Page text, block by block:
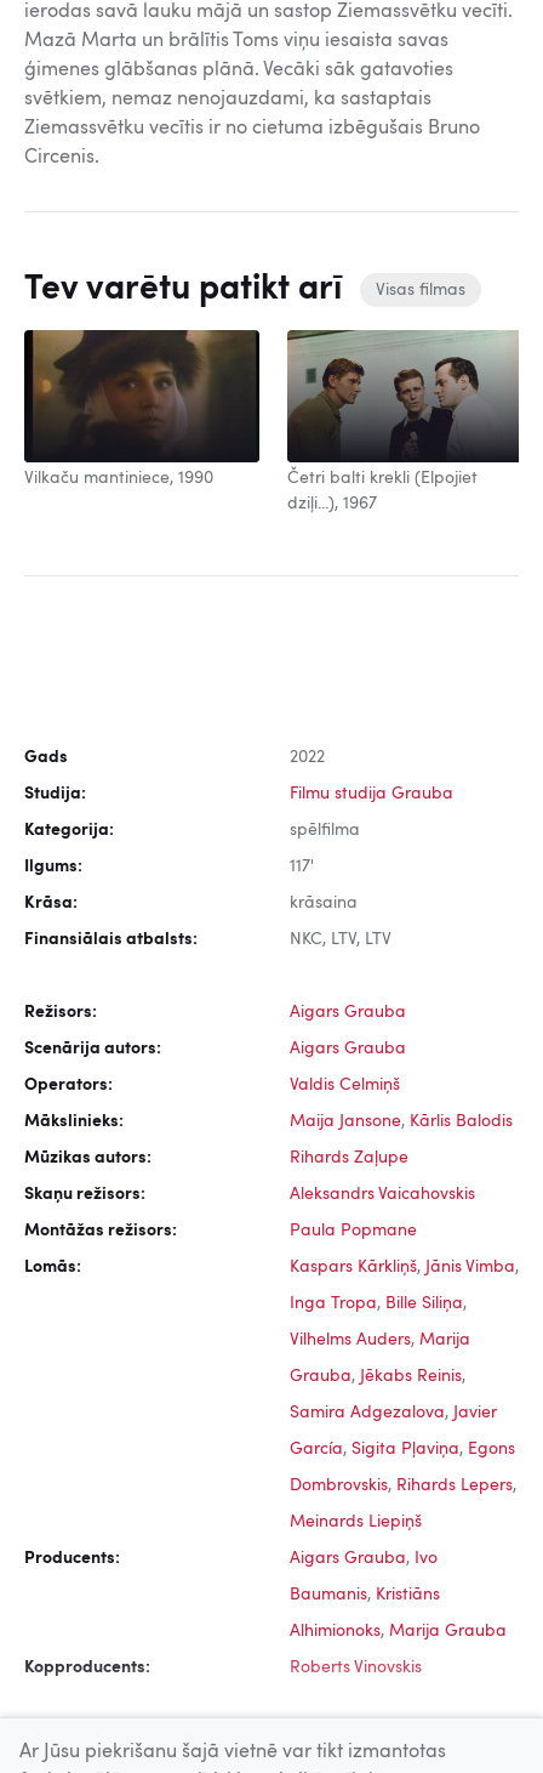
ierodas savā lauku mājā un sastop Ziemassvētku vecīti.
Mazā Marta un brālītis Toms viņu iesaista savas
ģimenes glābšanas plānā. Vecāki sāk gatavoties
svētkiem, nemaz nenojauzdami, ka sastaptais
Ziemassvētku vecītis ir no cietuma izbēgušais Bruno
Circenis.
Tev varētu patikt arī Visas filmas
Vilkaču mantiniece, 1990
Četri balti krekli (Elpojiet
dziļi...), 1967
Gads 2022
Studija: Filmu studija Grauba
Kategorija: spēlfilma
Ilgums: 117'
Krāsa: krāsaina
Finansiālais atbalsts: NKC, LTV, LTV
Režisors: Aigars Grauba
Scenārija autors: Aigars Grauba
Operators: Valdis Celmiņš
Mākslinieks: Maija Jansone, Kārlis Balodis
Mūzikas autors: Rihards Zaļupe
Skaņu režisors: Aleksandrs Vaicahovskis
Montāžas režisors: Paula Popmane
Lomās: Kaspars Kārkliņš, Jānis Vimba,
Inga Tropa, Bille Siliņa,
Vilhelms Auders, Marija
Grauba, Jēkabs Reinis,
Samira Adgezalova, Javier
García, Sigita Pļaviņa, Egons
Dombrovskis, Rihards Lepers,
Meinards Liepiņš
Producents: Aigars Grauba, Ivo
Baumanis, Kristiāns
Alhimionoks, Marija Grauba
Kopproducents: Roberts Vinovskis
Ar Jūsu piekrišanu šajā vietnē var tikt izmantotas